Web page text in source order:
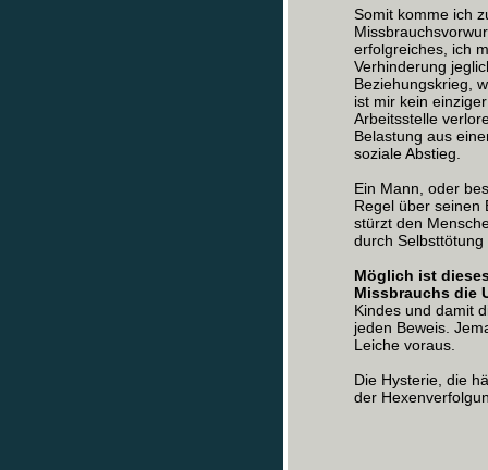
Somit komme ich
erfolgreiches, ich
Verhinderung
Beziehungskrieg,
ist mir kein
Arbeitsstelle
Belastung aus
soziale Abstieg.
Ein Mann, oder
Regel über seinen
stürzt den
durch
Möglich ist
Missbrauchs die
Kindes und damit
jeden Beweis.
Leiche voraus.
Die Hysterie, die
der